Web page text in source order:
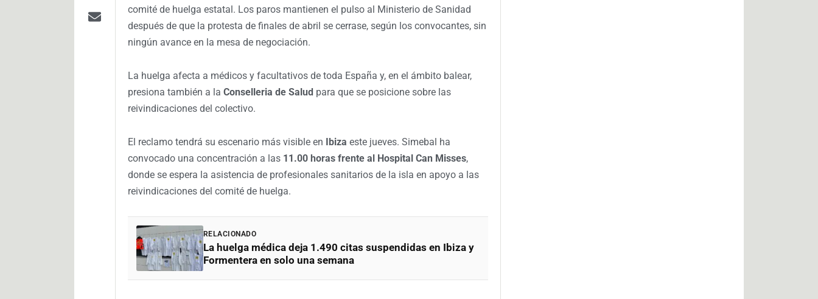
comité de huelga estatal. Los paros mantienen el pulso al Ministerio de Sanidad
después de que la protesta de finales de abril se cerrase, según los convocantes, sin
ningún avance en la mesa de negociación.
La huelga afecta a médicos y facultativos de toda España y, en el ámbito balear,
presiona también a la Conselleria de Salud para que se posicione sobre las
reivindicaciones del colectivo.
El reclamo tendrá su escenario más visible en Ibiza este jueves. Simebal ha
convocado una concentración a las 11.00 horas frente al Hospital Can Misses,
donde se espera la asistencia de profesionales sanitarios de la isla en apoyo a las
reivindicaciones del comité de huelga.
RELACIONADO
La huelga médica deja 1.490 citas suspendidas en Ibiza y
Formentera en solo una semana